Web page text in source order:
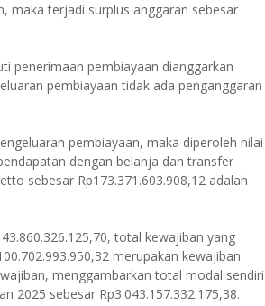
maka terjadi surplus anggaran sebesar
penerimaan pembiayaan dianggarkan
pembiayaan tidak ada penganggaran
pembiayaan, maka diperoleh nilai
dengan belanja dan transfer
sebesar Rp173.371.603.908,12 adalah
total kewajiban yang
merupakan kewajiban
menggambarkan total modal sendiri
2025 sebesar Rp3.043.157.332.175,38.